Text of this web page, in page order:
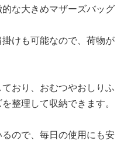
な大きめマザーズバッグ
けも可能なので、荷物が
おり、おむつやおしりふ
整理して収納できます。
ので、毎日の使用にも安